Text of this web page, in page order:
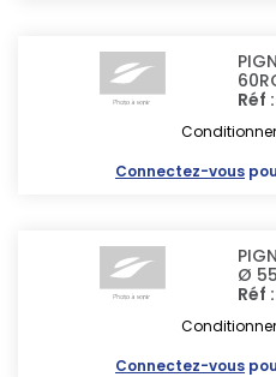
Réf
Connectez-vous
Ø
Réf
Connectez-vous